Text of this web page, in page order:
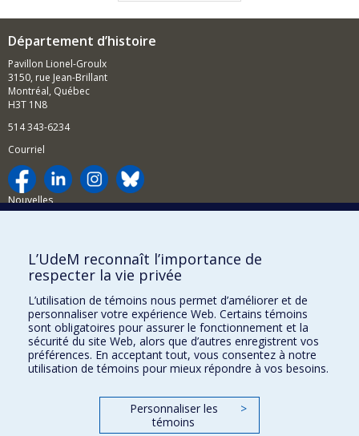
Département d’histoire
Pavillon Lionel-Groulx
3150, rue Jean-Brillant
Montréal, Québec
H3T 1N8
514 343-6234
Courriel
Nouvelles
Comment soutenir le Département?
BESOIN D'AIDE?
Plan du site
Signaler une erreur
Accessibilité
FACULTÉ DES ARTS ET DES SCIENCES
Nos départements et écoles
L’UdeM reconnaît l’importance de
respecter la vie privée
L’utilisation de témoins nous permet d’améliorer et de
personnaliser votre expérience Web. Certains témoins
sont obligatoires pour assurer le fonctionnement et la
sécurité du site Web, alors que d’autres enregistrent vos
préférences. En acceptant tout, vous consentez à notre
utilisation de témoins pour mieux répondre à vos besoins.
Personnaliser les
témoins
>